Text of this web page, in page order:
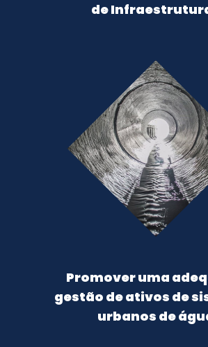
de
Promover uma
gestão de ativos de
urbanos de